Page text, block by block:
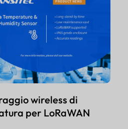
wireless di
per LoRaWAN